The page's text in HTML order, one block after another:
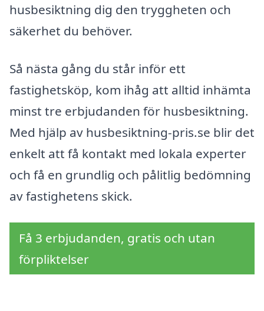
husbesiktning dig den tryggheten och
säkerhet du behöver.
Så nästa gång du står inför ett
fastighetsköp, kom ihåg att alltid inhämta
minst tre erbjudanden för husbesiktning.
Med hjälp av husbesiktning-pris.se blir det
enkelt att få kontakt med lokala experter
och få en grundlig och pålitlig bedömning
av fastighetens skick.
Få 3 erbjudanden, gratis och utan
förpliktelser